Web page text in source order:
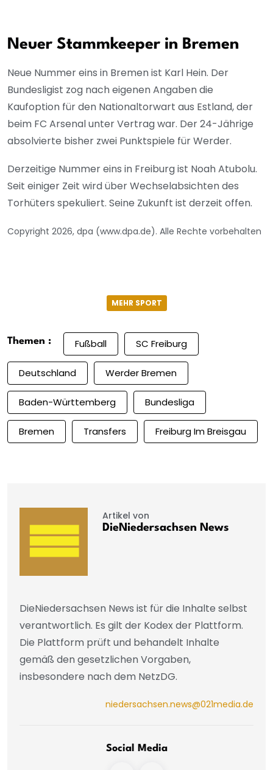
Neuer Stammkeeper in Bremen
Neue Nummer eins in Bremen ist Karl Hein. Der
Bundesligist zog nach eigenen Angaben die
Kaufoption für den Nationaltorwart aus Estland, der
beim FC Arsenal unter Vertrag war. Der 24-Jährige
absolvierte bisher zwei Punktspiele für Werder.
Derzeitige Nummer eins in Freiburg ist Noah Atubolu.
Seit einiger Zeit wird über Wechselabsichten des
Torhüters spekuliert. Seine Zukunft ist derzeit offen.
Copyright 2026, dpa (www.dpa.de). Alle Rechte vorbehalten
MEHR SPORT
Themen : Fußball SC Freiburg
Deutschland Werder Bremen
Baden-Württemberg Bundesliga
Bremen Transfers Freiburg Im Breisgau
Artikel von
DieNiedersachsen News
DieNiedersachsen News ist für die Inhalte selbst
verantwortlich. Es gilt der Kodex der Plattform.
Die Plattform prüft und behandelt Inhalte
gemäß den gesetzlichen Vorgaben,
insbesondere nach dem NetzDG.
niedersachsen.news@021media.de
Social Media